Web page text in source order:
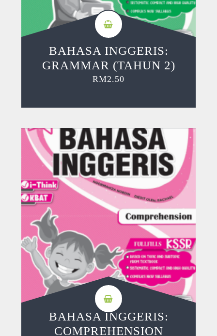
BAHASA INGGERIS:
GRAMMAR (TAHUN 2)
RM2.50
BAHASA INGGERIS:
COMPREHENSION